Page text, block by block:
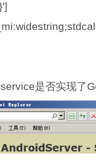
是否实现了